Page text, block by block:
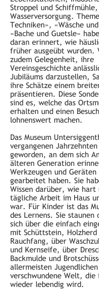
Stroppel und
Wasserversorgung.
Techniken», «Wäsche
«Bache und Guetsle»
daran erinnert, wie
früher ausgeübt wurden.
zudem Gelegenheit, ihre
Vereinsgeschichte
Jubiläums darzustellen,
ihre Schätze einem
präsentieren. Diese
sind es, welche das
erhalten und einen
lohnenswert machen.
Das Museum
vergangenen
geworden, an dem sich
älteren Generation
Werkzeugen und
gearbeitet haben. Sie
Wissen darüber, wie hart
tägliche Arbeit im Haus
war. Für Kinder ist das
des Lernens. Sie
sich über die einfach
mit Schüttstein,
Rauchfang, über
und Kernseife, über
Backmulde und
allermeisten
verschwundene Welt, die
wieder lebendig wird.